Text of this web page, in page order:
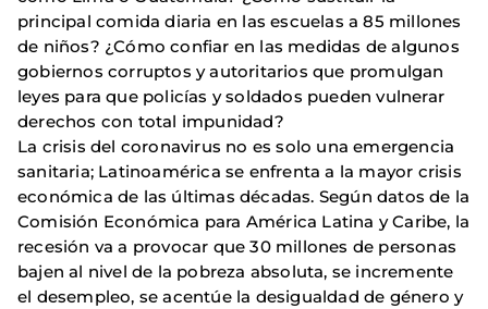
principal comida diaria en las escuelas a 85 millones
de niños? ¿Cómo confiar en las medidas de algunos
gobiernos corruptos y autoritarios que promul­gan
leyes para que policías y soldados pueden vulnerar
derechos con total impunidad?
La crisis del coronavirus no es solo una emergencia
sanitaria; Latinoamérica se enfrenta a la mayor crisis
económica de las últimas décadas. Según datos de la
Comisión Económica para América Latina y Caribe, la
recesión va a provocar que 30 millones de personas
bajen al nivel de la pobreza absoluta, se incremente
el desempleo, se acentúe la desigualdad de género y